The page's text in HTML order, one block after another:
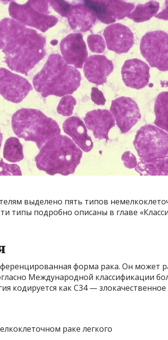
выделено пять типов
типы подробно описаны в главе
форма рака. Он может
Международной классификации
кодируется как C34 —